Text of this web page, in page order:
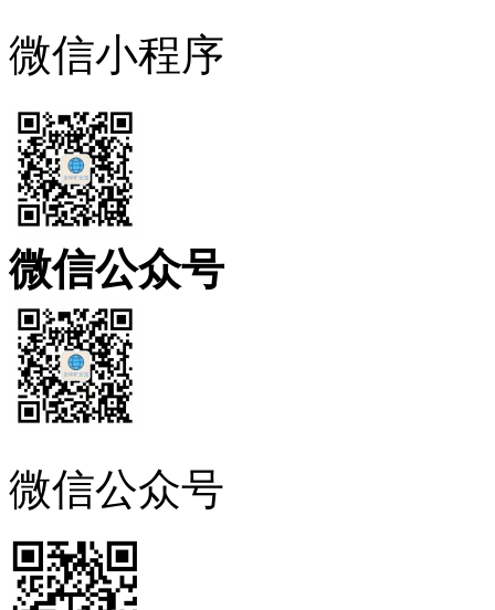
微信小程序
微信公众号
微信公众号